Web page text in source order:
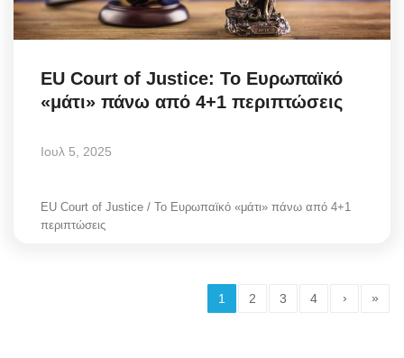
EU Court of Justice: Το Ευρωπαϊκό
«μάτι» πάνω από 4+1 περιπτώσεις
Ιουλ 5, 2025
EU Court of Justice / Το Ευρωπαϊκό «μάτι» πάνω από 4+1
περιπτώσεις
1 2 3 4 › »